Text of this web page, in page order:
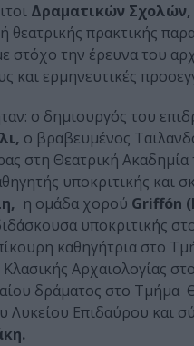
Δραματικών Σχολών,
πρακτικής
στόχο την έρευνα του
και ερμηνευτικές
o δημιουργός του
ο βραβευμένος
στη Θεατρική Ακαδημία
υποκριτικής και
η ομάδα χορού Griffón
υποκριτικής
καθηγήτρια στο
Αρχαιολογίας
δράματος στο
Λυκείου Επιδαύρου και